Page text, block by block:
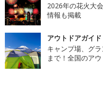
2026年の花火大
情報も掲載
アウトドアガイド
キャンプ場、グ
まで！全国のア